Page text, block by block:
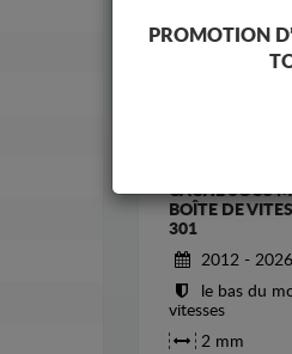
CACHE SOUS
BOÎTE DE
301
2012 - 2026
le bas du
vitesses
2 mm
PROMOTION